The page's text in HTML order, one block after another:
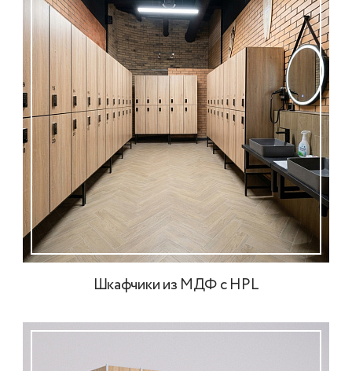
Шкафчики из МДФ с HPL